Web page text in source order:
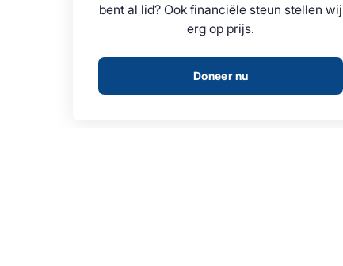
bent al lid? Ook financiële steun stellen wij
erg op prijs.
Doneer nu